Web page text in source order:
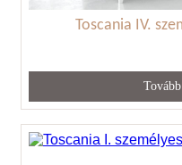
Toscania IV.